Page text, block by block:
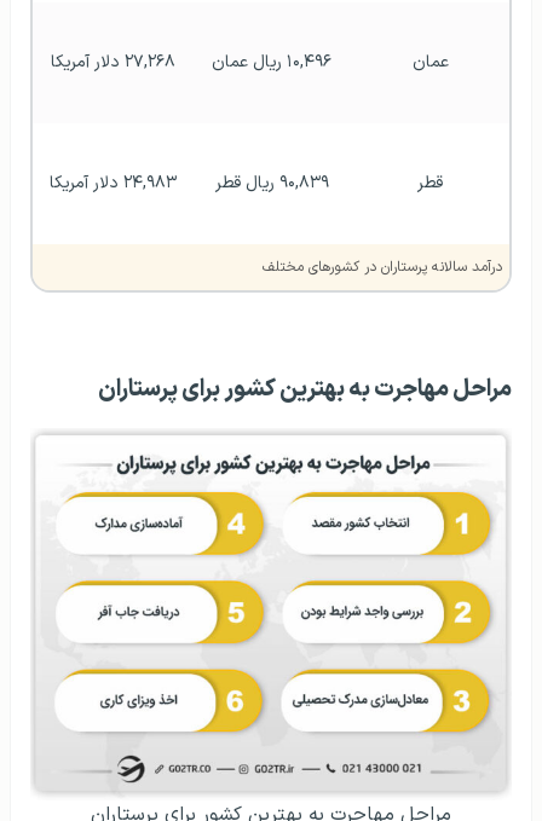
عمان ۱۰,۴۹۶ ریال عمان ۲۷,۲۶۸ دلار آمریکا
قطر ۹۰,۸۳۹ ریال قطر ۲۴,۹۸۳ دلار آمریکا
درآمد سالانه پرستاران در کشورهای مختلف
مراحل مهاجرت به بهترین کشور برای پرستاران
مراحل مهاجرت به بهترین کشور برای پرستاران